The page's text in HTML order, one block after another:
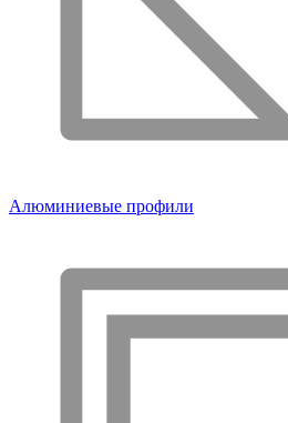
Алюминиевые профили